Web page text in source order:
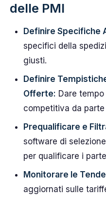
delle PMI
Definire Specifiche
specifici della
giusti.
Definire
Offerte: Dare
competitiva da
Prequalificare e
software di
per qualificare i
Monitorare le
aggiornati sulle